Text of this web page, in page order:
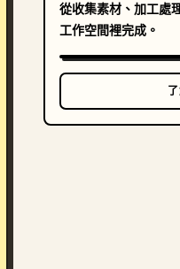
從收集素材、加工處
工作空間裡完成。